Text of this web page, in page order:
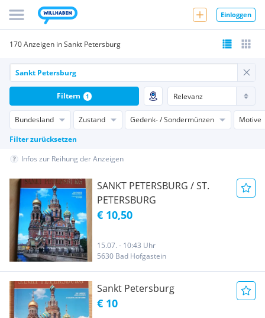
Einloggen
170 Anzeigen in Sankt Petersburg
Bundesland Zustand Gedenk- / Sondermünzen
Motive
Filter zurücksetzen
Filtern 1
Infos zur Reihung der Anzeigen
SANKT PETERSBURG / ST.
PETERSBURG
€ 10,50
15.07. - 10:43 Uhr
5630 Bad Hofgastein
Sankt Petersburg
€ 10